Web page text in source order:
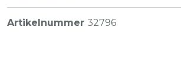
Artikelnummer 32796